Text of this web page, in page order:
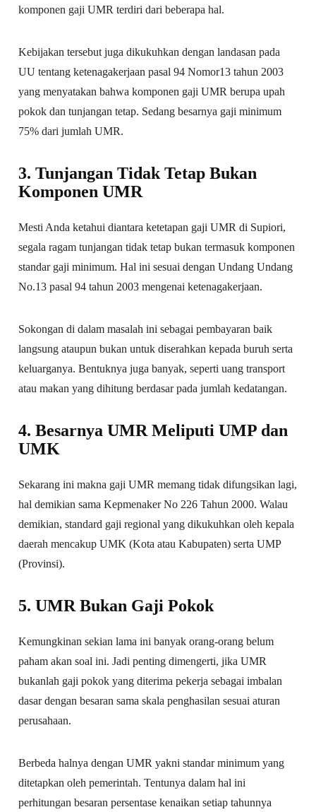
komponen gaji UMR terdiri dari beberapa hal.
Kebijakan tersebut juga dikukuhkan dengan landasan pada
UU tentang ketenagakerjaan pasal 94 Nomor13 tahun 2003
yang menyatakan bahwa komponen gaji UMR berupa upah
pokok dan tunjangan tetap. Sedang besarnya gaji minimum
75% dari jumlah UMR.
3. Tunjangan Tidak Tetap Bukan
Komponen UMR
Mesti Anda ketahui diantara ketetapan gaji UMR di Supiori,
segala ragam tunjangan tidak tetap bukan termasuk komponen
standar gaji minimum. Hal ini sesuai dengan Undang Undang
No.13 pasal 94 tahun 2003 mengenai ketenagakerjaan.
Sokongan di dalam masalah ini sebagai pembayaran baik
langsung ataupun bukan untuk diserahkan kepada buruh serta
keluarganya. Bentuknya juga banyak, seperti uang transport
atau makan yang dihitung berdasar pada jumlah kedatangan.
4. Besarnya UMR Meliputi UMP dan
UMK
Sekarang ini makna gaji UMR memang tidak difungsikan lagi,
hal demikian sama Kepmenaker No 226 Tahun 2000. Walau
demikian, standard gaji regional yang dikukuhkan oleh kepala
daerah mencakup UMK (Kota atau Kabupaten) serta UMP
(Provinsi).
5. UMR Bukan Gaji Pokok
Kemungkinan sekian lama ini banyak orang-orang belum
paham akan soal ini. Jadi penting dimengerti, jika UMR
bukanlah gaji pokok yang diterima pekerja sebagai imbalan
dasar dengan besaran sama skala penghasilan sesuai aturan
perusahaan.
Berbeda halnya dengan UMR yakni standar minimum yang
ditetapkan oleh pemerintah. Tentunya dalam hal ini
perhitungan besaran persentase kenaikan setiap tahunnya